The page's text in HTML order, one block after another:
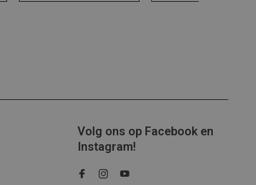
Volg ons op Facebook en
Instagram!